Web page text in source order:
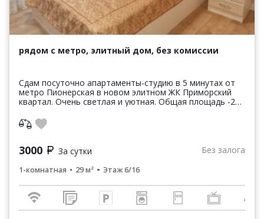
рядом с метро, элитный дом, без комиссии
Сдам посуточно апартаменты-студию в 5 минутах от
метро Пионерская в новом элитном ЖК Приморский
квартал. Очень светлая и уютная. Общая площадь -29
3000 За сутки Без залога
1-комнатная 29 м² Этаж 6/16